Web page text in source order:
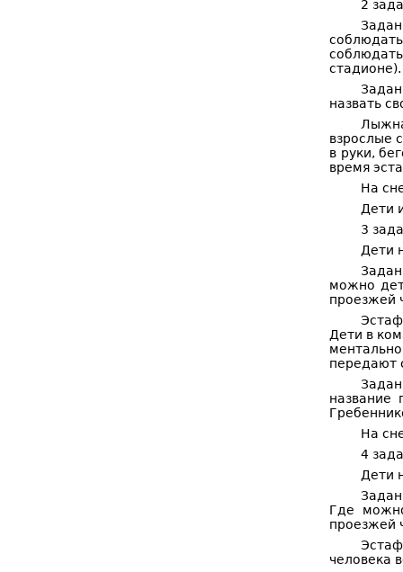
2
стадионе).
назвать
взрослые
в руки,
время
На
Дети
3
Дети
можно
проезжей
Дети в
передают
название
На
4
Дети
Где
проезжей
человека